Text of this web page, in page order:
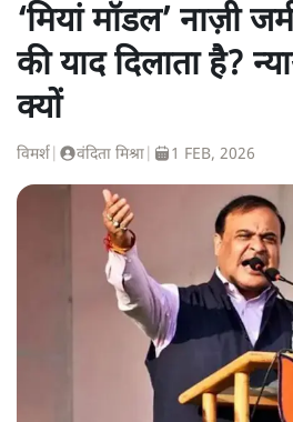
‘मियां मॉडल’ नाज़ी
की याद दिलाता है?
क्यों
विमर्श वंदिता मिश्रा 1 FEB, 2026